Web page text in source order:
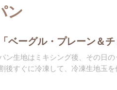
ン
「ベーグル・プレーン＆
ン生地はミキシング後、その日
後すぐに冷凍して、冷凍生地玉を